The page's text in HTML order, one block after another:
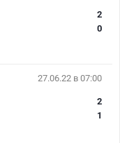
2
0
27.06.22 в 07:00
2
1